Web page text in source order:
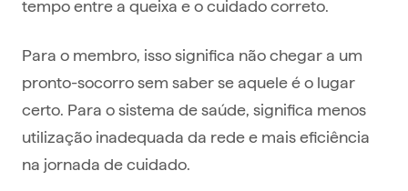
tempo entre a queixa e o cuidado correto.
Para o membro, isso significa não chegar a um
pronto-socorro sem saber se aquele é o lugar
certo. Para o sistema de saúde, significa menos
utilização inadequada da rede e mais eficiência
na jornada de cuidado.